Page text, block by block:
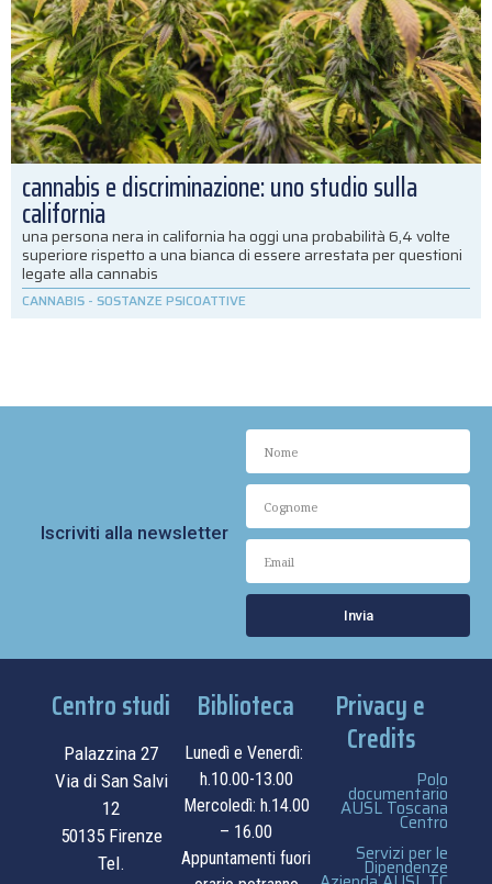
cannabis e discriminazione: uno studio sulla
california
una persona nera in california ha oggi una probabilità 6,4 volte
superiore rispetto a una bianca di essere arrestata per questioni
legate alla cannabis
CANNABIS - SOSTANZE PSICOATTIVE
Iscriviti alla newsletter
Invia
Centro studi
Palazzina 27
Via di San Salvi
12
50135 Firenze
Tel.
Biblioteca
Lunedì e Venerdì:
h.10.00-13.00
Mercoledì: h.14.00
– 16.00
Appuntamenti fuori
Privacy e
Credits
Polo
documentario
AUSL Toscana
Centro
Servizi per le
Dipendenze